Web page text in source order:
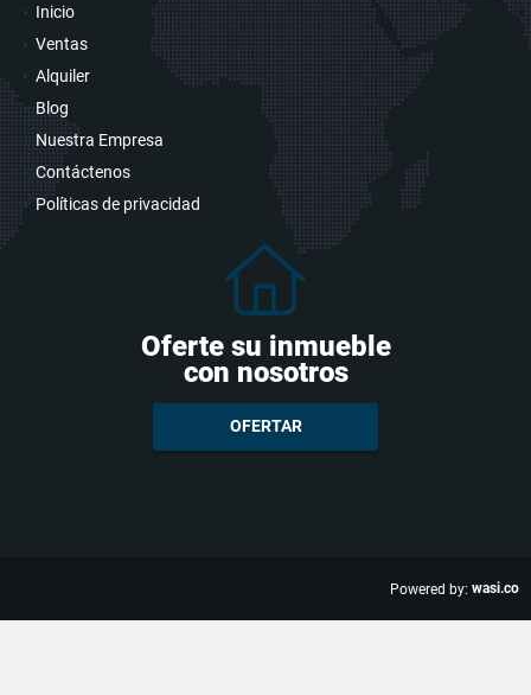
Inicio
Ventas
Alquiler
Blog
Nuestra Empresa
Contáctenos
Políticas de privacidad
Oferte su inmueble
con nosotros
OFERTAR
Powered by: wasi.co